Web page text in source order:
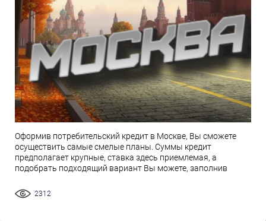
Оформив потребительский кредит в Москве, Вы сможете
осуществить самые смелые планы. Суммы кредит
предполагает крупные, ставка здесь приемлемая, а
подобрать подходящий вариант Вы можете, заполнив
2312